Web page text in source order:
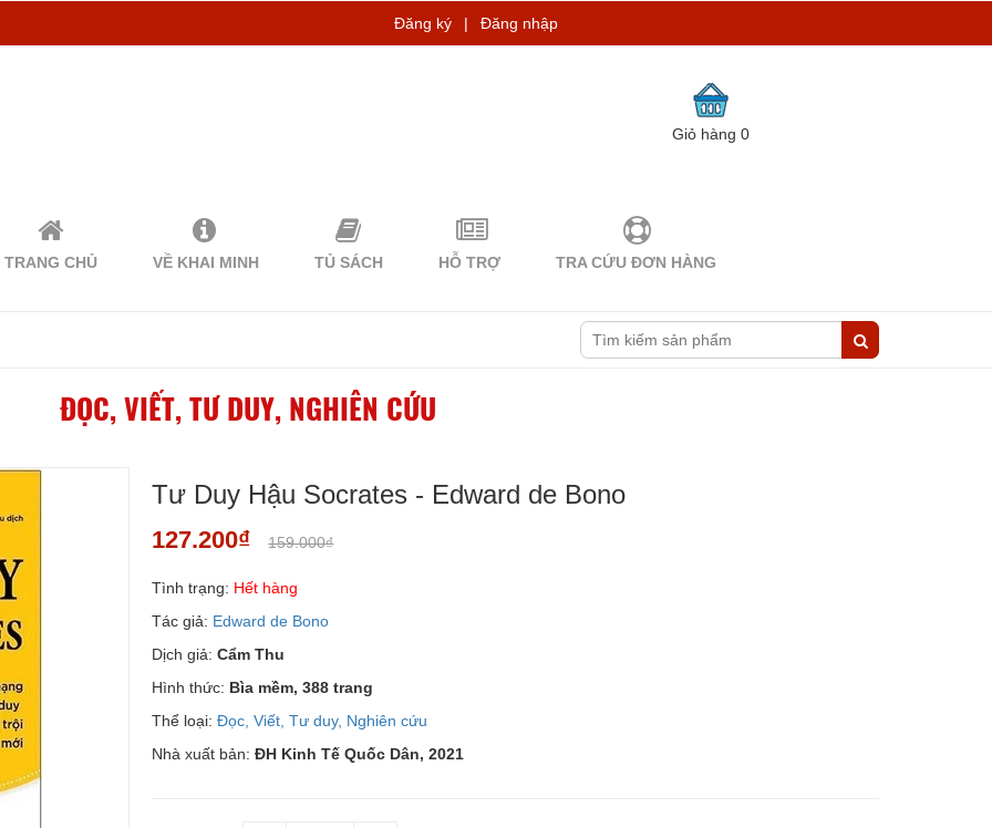
Đăng ký | Đăng nhập
Giỏ hàng0
TRANG CHỦ VỀ KHAI MINH TỦ SÁCH HỖ TRỢ TRA CỨU ĐƠN HÀNG
ĐỌC, VIẾT, TƯ DUY, NGHIÊN CỨU
Tư Duy Hậu Socrates - Edward de Bono
127.200₫ 159.000₫
Tình trạng: Hết hàng
Tác giả: Edward de Bono
Dịch giả:Cẩm Thu
Hình thức: Bìa mềm, 388 trang
Thể loại: Đọc, Viết, Tư duy, Nghiên cứu
Nhà xuất bản:ĐH Kinh Tế Quốc Dân, 2021